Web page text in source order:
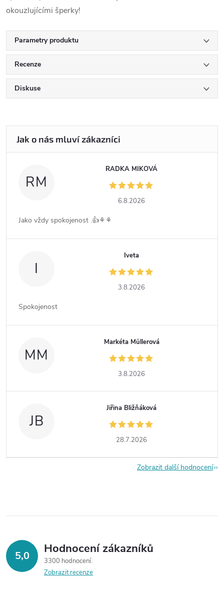
okouzlujícími šperky!
Parametry produktu
Recenze
Diskuse
RM
RADKA MIKOVÁ
6.8.2026
Jako vždy spokojenost .👍⚘️⚘️
I
Iveta
3.8.2026
Spokojenost
MM
Markéta Müllerová
3.8.2026
JB
Jiřina Bližňáková
28.7.2026
Zobrazit další hodnocení
5,0 Hodnocení zákazníků
3300 hodnocení
Zobrazit recenze